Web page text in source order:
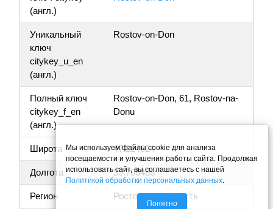
(англ.)
Уникальный
ключ
citykey_u_en
(англ.)
Rostov-on-Don
Полный ключ
citykey_f_en
(англ.)
Rostov-on-Don, 61, Rostov-na-
Donu
Широта 47.224624
Долгота 39.706488
Регион Ростовская область
Мы используем файлы cookie для анализа
посещаемости и улучшения работы сайта. Продолжая
использовать сайт, вы соглашаетесь с нашей
Политикой обработки персональных данных.
Понятно